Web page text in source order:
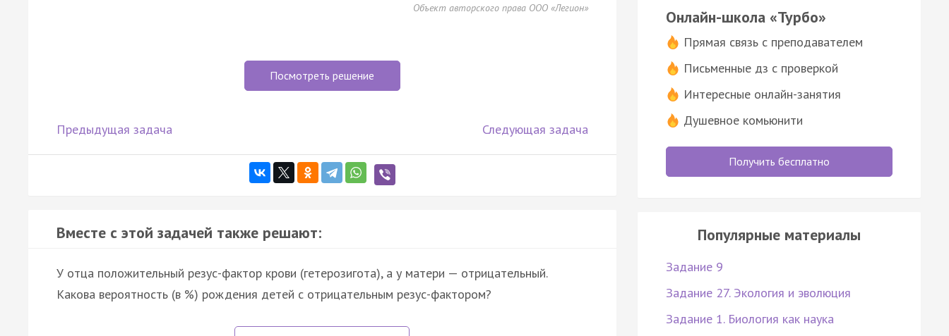
Объект авторского права ООО «Легион»
Посмотреть решение
Предыдущая задача Следующая задача
Вместе с этой задачей также решают:
У отца положительный резус-фактор крови (гетерозигота), а у матери — отрицательный.
Какова вероятность (в %) рождения детей с отрицательным резус-фактором?
Онлайн-школа «Турбо»
Прямая связь с преподавателем
Письменные дз с проверкой
Интересные онлайн-занятия
Душевное комьюнити
Получить бесплатно
Популярные материалы
Задание 9
Задание 27. Экология и эволюция
Задание 1. Биология как наука